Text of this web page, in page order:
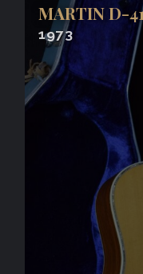
MARTIN D-
1973